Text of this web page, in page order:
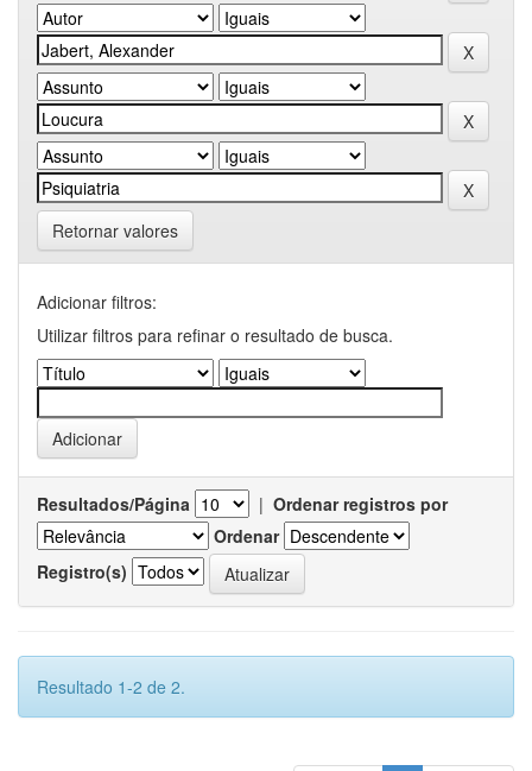
Retornar valores
Adicionar filtros:
Utilizar filtros para refinar o resultado de busca.
Resultados/Página | Ordenar registros por
Ordenar
Registro(s)
Resultado 1-2 de 2.